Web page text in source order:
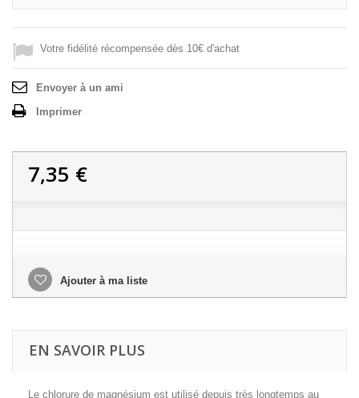
Votre fidélité récompensée dès 10€ d'achat
Envoyer à un ami
Imprimer
7,35 €
Ajouter à ma liste
EN SAVOIR PLUS
Le chlorure de magnésium est utilisé depuis très longtemps au